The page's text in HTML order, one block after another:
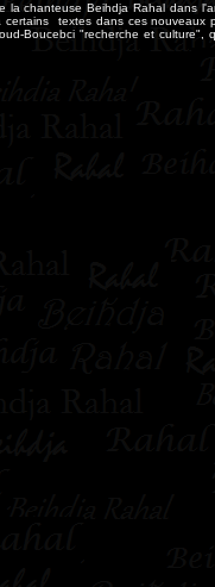
la chanteuse Beihdja Rahal dans
certains textes dans ces nouveaux
Boucebci "recherche et culture",